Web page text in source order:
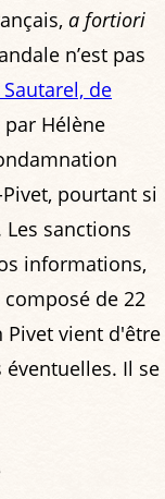
a fortiori
n’est pas
de
Hélène
pourtant si
Les sanctions
informations,
de 22
Pivet vient d'être
Il se